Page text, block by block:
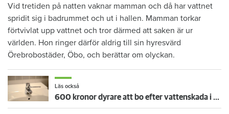
Vid tretiden på natten vaknar mamman och då har vattnet
spridit sig i badrummet och ut i hallen. Mamman torkar
förtvivlat upp vattnet och tror därmed att saken är ur
världen. Hon ringer därför aldrig till sin hyresvärd
Örebrobostäder, Öbo, och berättar om olyckan.
Läs också
600 kronor dyrare att bo efter vattenskada i Varberg